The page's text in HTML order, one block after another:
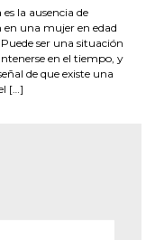
la ausencia de
una mujer en edad
ser una situación
en el tiempo, y
de que existe una
[…]